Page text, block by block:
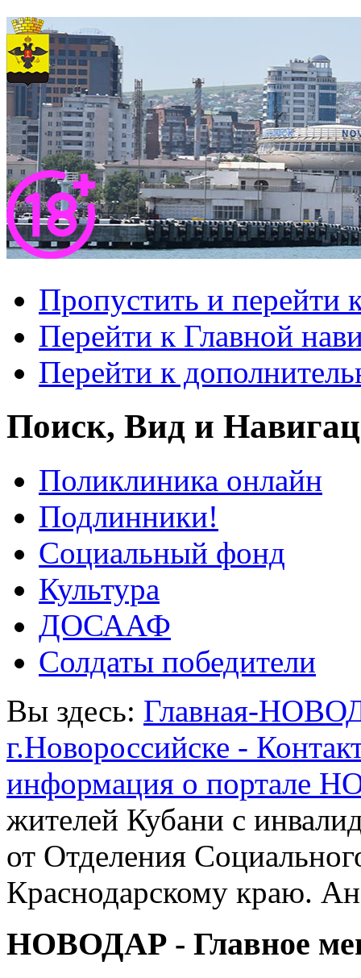
Пропустить и перейти
Перейти к Главной
Перейти к
Поиск, Вид и
Поликлиника онлайн
Подлинники!
Социальный фонд
Культура
ДОСААФ
Солдаты победители
Вы здесь: Главная-
г.Новороссийске -
информация о портале
жителей Кубани с
от Отделения
Краснодарскому краю.
НОВОДАР - Главное